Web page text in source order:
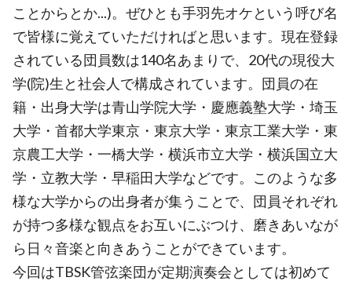
ことからとか...)。ぜひとも手羽先オケという呼び名
で皆様に覚えていただければと思います。現在登録
されている団員数は140名あまりで、20代の現役大
学(院)生と社会人で構成されています。団員の在
籍・出身大学は青山学院大学・慶應義塾大学・埼玉
大学・首都大学東京・東京大学・東京工業大学・東
京農工大学・一橋大学・横浜市立大学・横浜国立大
学・立教大学・早稲田大学などです。このような多
様な大学からの出身者が集うことで、団員それぞれ
が持つ多様な観点をお互いにぶつけ、磨きあいなが
ら日々音楽と向きあうことができています。
今回はTBSK管弦楽団が定期演奏会としては初めて